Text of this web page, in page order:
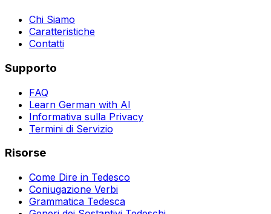
Chi Siamo
Caratteristiche
Contatti
Supporto
FAQ
Learn German with AI
Informativa sulla Privacy
Termini di Servizio
Risorse
Come Dire in Tedesco
Coniugazione Verbi
Grammatica Tedesca